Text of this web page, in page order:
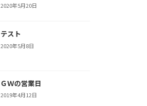
2020年5月20日
テスト
2020年5月8日
ＧＷの営業日
2019年4月12日